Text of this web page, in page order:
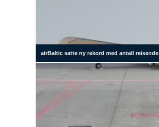
airBaltic satte ny rekord med antall reisende